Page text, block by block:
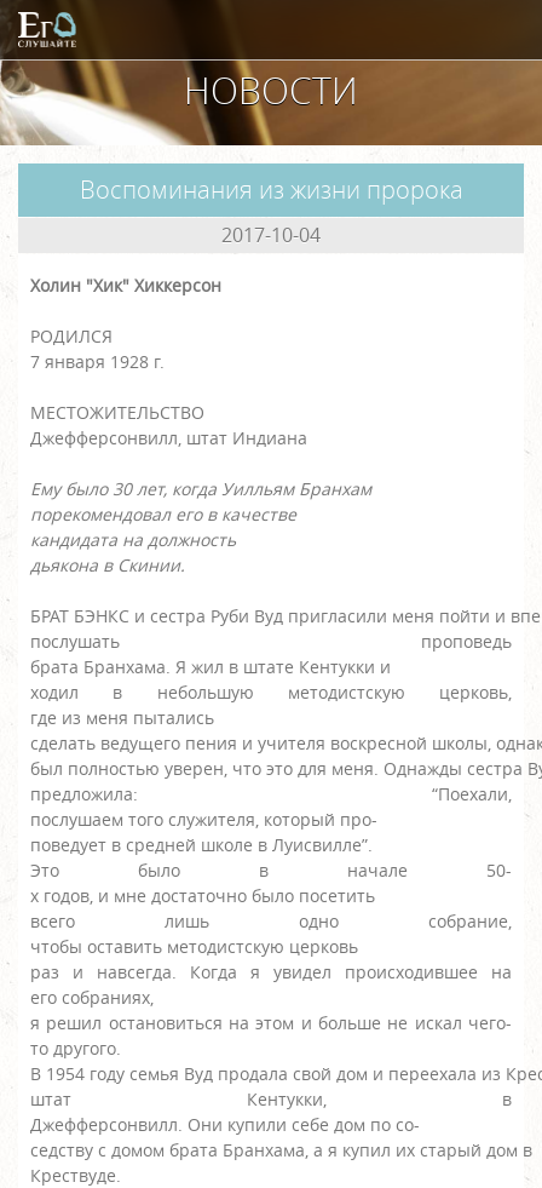
НОВОСТИ
Воспоминания из жизни пророка
2017-10-04
Холин "Хик" Хиккерсон
РОДИЛСЯ
7 января 1928 г.
МЕСТОЖИТЕЛЬСТВО
Джефферсонвилл, штат Индиана
Ему было 30 лет, когда Уилльям Бранхам
порекомендовал его в качестве
кандидата на должность
дьякона в Скинии.
БРАТ БЭНКС и сестра Руби Вуд пригласили меня пойти и
послушать проповедь
брата Бранхама. Я жил в штате Кентукки и
ходил в небольшую методистскую церковь,
где из меня пытались
сделать ведущего пения и учителя воскресной школы,
был полностью уверен, что это для меня. Однажды сестра
предложила: “Поехали,
послушаем того служителя, который про-
поведует в средней школе в Луисвилле”.
Это было в начале 50-
х годов, и мне достаточно было посетить
всего лишь одно собрание,
чтобы оставить методистскую церковь
раз и навсегда. Когда я увидел происходившее на
его собраниях,
я решил остановиться на этом и больше не искал чего-
то другого.
В 1954 году семья Вуд продала свой дом и переехала из
штат Кентукки, в
Джефферсонвилл. Они купили себе дом по со-
седству с домом брата Бранхама, а я купил их старый дом в
Крествуде.